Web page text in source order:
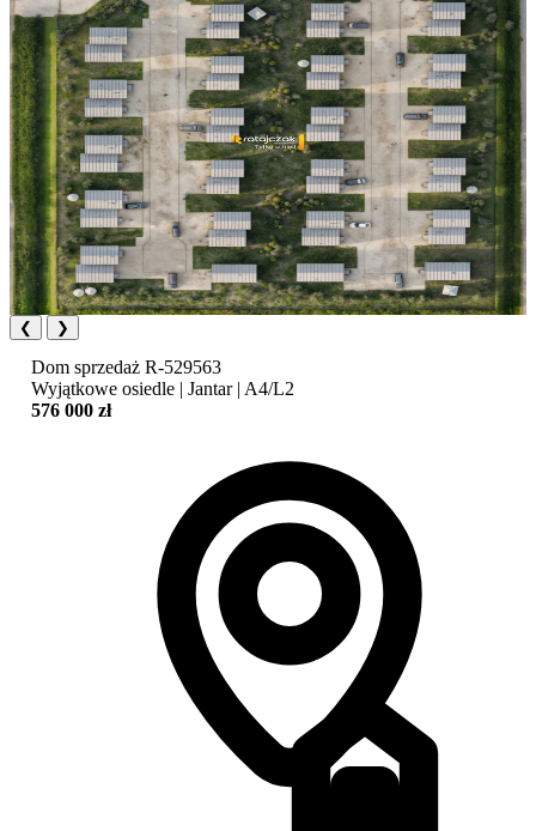
❮ ❯
Dom sprzedaż R-529563
Wyjątkowe osiedle | Jantar | A4/L2
576 000 zł